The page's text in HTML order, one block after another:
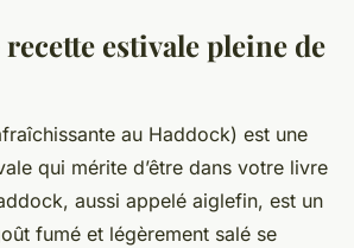
estivale pleine de
au Haddock) est une
qui mérite d’être dans votre livre
aussi appelé aiglefin, est un
fumé et légèrement salé se